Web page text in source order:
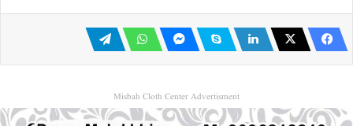
Misbah Cloth Center Advertisment